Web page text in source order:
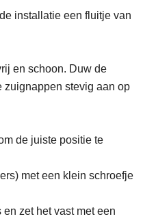
installatie een fluitje van
en schoon. Duw de
zuignappen stevig aan op
de juiste positie te
met een klein schroefje
zet het vast met een